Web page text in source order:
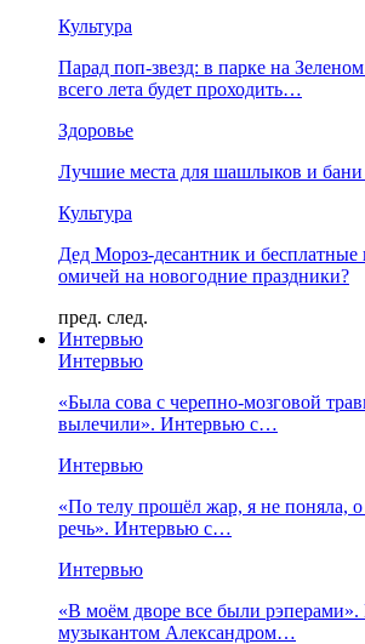
Культура
Парад поп-звезд: в парке на
всего лета будет проходить…
Здоровье
Лучшие места для шашлыков и
Культура
Дед Мороз-десантник и бесплатные
омичей на новогодние праздники?
пред. след.
Интервью
Интервью
«Была сова с черепно-мозговой
вылечили». Интервью с…
Интервью
«По телу прошёл жар, я не поняла,
речь». Интервью с…
Интервью
«В моём дворе все были
музыкантом Александром…